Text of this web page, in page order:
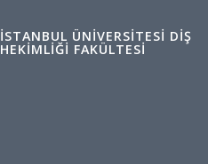
İSTANBUL ÜNIVERSITESI DIŞ
HEKIMLIĞI FAKÜLTESI